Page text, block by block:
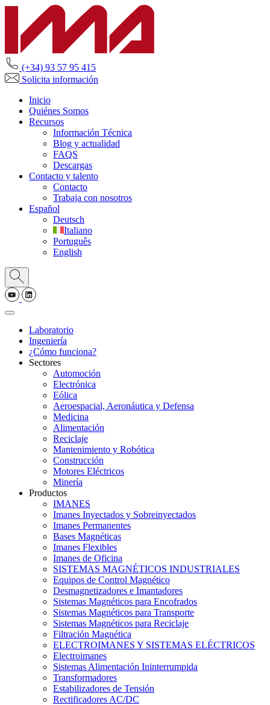
(+34) 93 57 95 415
Solicita información
Inicio
Quiénes Somos
Recursos
Información Técnica
Blog y actualidad
FAQS
Descargas
Contacto y talento
Contacto
Trabaja con nosotros
Español
Deutsch
Italiano
Português
English
Laboratorio
Ingeniería
¿Cómo funciona?
Sectores
Automoción
Electrónica
Eólica
Aeroespacial, Aeronáutica y Defensa
Medicina
Alimentación
Reciclaje
Mantenimiento y Robótica
Construcción
Motores Eléctricos
Minería
Productos
IMANES
Imanes Inyectados y Sobreinyectados
Imanes Permanentes
Bases Magnéticas
Imanes Flexibles
Imanes de Oficina
SISTEMAS MAGNÉTICOS INDUSTRIALES
Equipos de Control Magnético
Desmagnetizadores e Imantadores
Sistemas Magnéticos para Encofrados
Sistemas Magnéticos para Transporte
Sistemas Magnéticos para Reciclaje
Filtración Magnética
ELECTROIMANES Y SISTEMAS ELÉCTRICOS
Electroimanes
Sistemas Alimentación Ininterrumpida
Transformadores
Estabilizadores de Tensión
Rectificadores AC/DC